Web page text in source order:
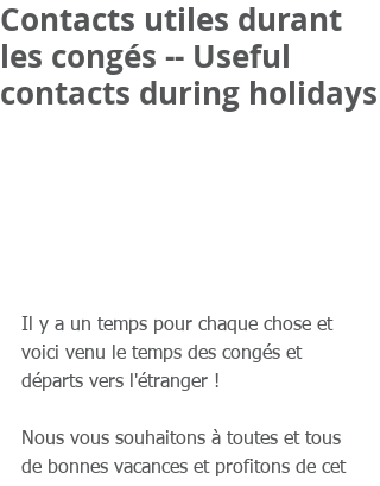
Contacts utiles durant
les congés -- Useful
contacts during holidays
Il y a un temps pour chaque chose et
voici venu le temps des congés et
départs vers l'étranger !
Nous vous souhaitons à toutes et tous
de bonnes vacances et profitons de cet